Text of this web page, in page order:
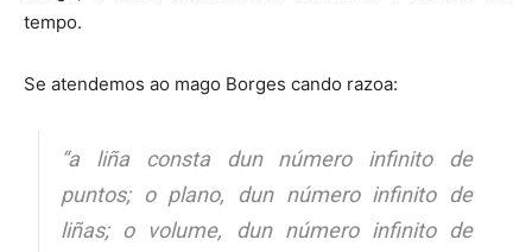
tempo.
Se atendemos ao mago Borges cando razoa:
“a liña consta dun número infinito de
puntos; o plano, dun número infinito de
liñas; o volume, dun número infinito de